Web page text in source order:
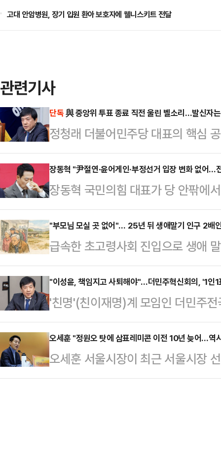
고대 안암병원, 장기 입원 환아 보호자에 웰니스키트 전달
관련기사
단독與 중앙위 투표 종료 직전 울린 벨소리…발신자
정청래 더불어민주당 대표의 핵심
앙위원회 문턱을 넘었던 과정에서,
여하지 않은 중앙위원에게 일부 지
는 주장이다. 문제의 전화 발신자
고위원으로 확인됐다. 원외 중앙위
실상의 압박으로 받아들였다는 반
면, 일부 중앙위원은 지난 3일 '1인
간을 앞…
장동혁 "尹절연·윤어게인·부정선거 입장 변화 없어…
장동혁 국민의힘 대표가 당 안팎에
구에 대해 "지금 논란이 되는 계엄,
부정선거 이 모든 문제에 대해 전당
다"고 말했다.장동혁 대표는 10일
사람이 그걸 달리 해석하거나 달리
다고 할 수 있겠지만, 단어 한 마디
말씀드렸다"며 "공식적으로 밝혀온
극단 성…
"부모님 모실 곳 없어"… 25년 뒤 생애말기 인구 2배
급속한 초고령사회 진입으로 생애
요양·돌봄·장례 등 생애말기 필수
로 나타났다.그러나 현행 공급 구조
없을 정도로 지역별 양극화와 수급
다.10일 한국은행 경제연구원과 조
회와 생애말기 필수산업의 활성화'
난해 29만2000만명으로 집계됐다
중증 돌봄과 임종 준비가 …
"이성윤, 책임지고 사퇴해야"…더민주혁신회의, '1인1
'친명'(친이재명)계 모임인 더민주
회 투표 당시, 공교롭게도 투표를
다는 의혹이 불거진 이성윤 최고위
회의는 10일 논평을 통해 "투표 사
이같이 밝혔다.앞서 본지는 이 최
오세훈 "정원오 탓에 삼표레미콘 이전 10년 늦어…역
오세훈 서울시장이 최근 서울시장
대해 "역시 민주당이구나 하는 생